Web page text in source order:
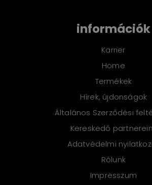
információk
Karrier
Home
Termékek
Hírek, újdonságok
Általános Szerződési
Kereskedő
Adatvédelmi
Rólunk
Impresszum